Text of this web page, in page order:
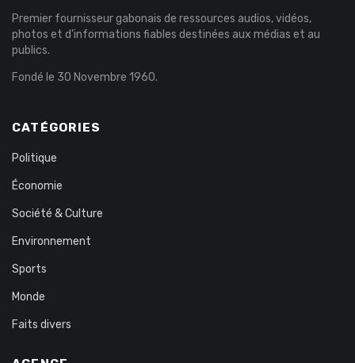
Premier fournisseur gabonais de ressources audios, vidéos,
photos et d’informations fiables destinées aux médias et au
publics.
Fondé le 30 Novembre 1960.
CATÉGORIES
Politique
Économie
Société & Culture
Environnement
Sports
Monde
Faits divers